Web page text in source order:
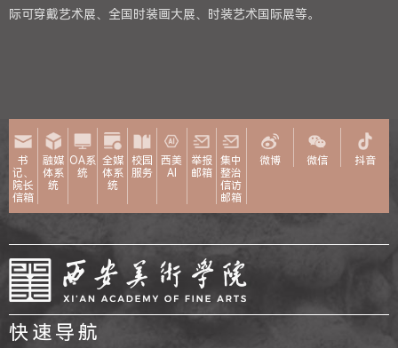
际可穿戴艺术展、全国时装画大展、时装艺术国际展等。
书
记、
院长
信箱
融媒
体系
统
OA系
统
全媒
体系
统
校园
服务
西美
AI
举报
邮箱
集中
整治
信访
邮箱
微博 微信 抖音
快速导航